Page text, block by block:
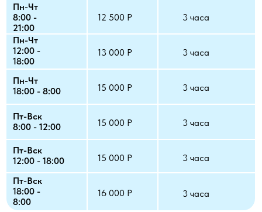
Пн-Чт
8:00 -
21:00
12 500 Р
Пн-Чт
12:00 -
18:00
13 000 Р
3 часа
3 часа
Пн-Чт
18:00 - 8:00
Пт-Вск
8:00 - 12:00
15 000 Р 3 часа
15 000 Р 3 часа
Пт-Вск
12:00 - 18:00
15 000 Р 3 часа
Пт-Вск
18:00 -
8:00
16 000 Р 3 часа